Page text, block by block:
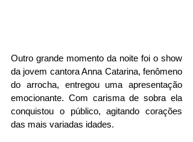
Outro grande momento da noite foi o show
da jovem cantora Anna Catarina, fenômeno
do arrocha, entregou uma apresentação
emocionante. Com carisma de sobra ela
conquistou o público, agitando corações
das mais variadas idades.